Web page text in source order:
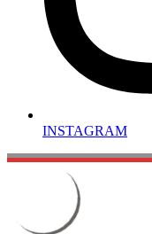
INSTAGRAM